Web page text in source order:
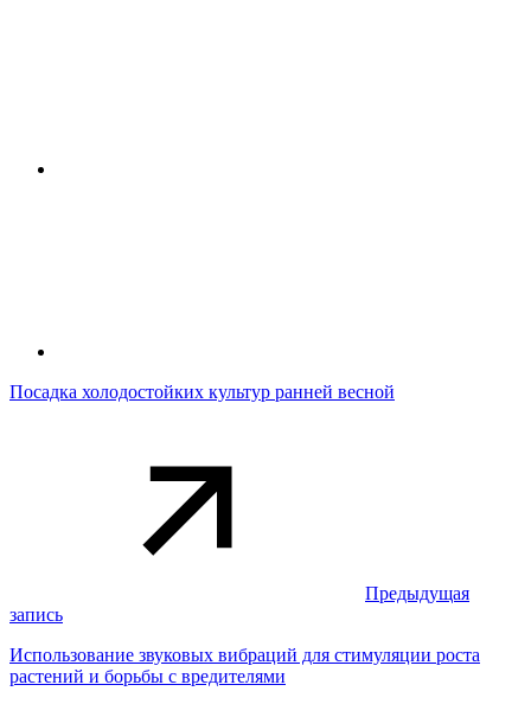
Посадка холодостойких культур ранней весной
Предыдущая
запись
Использование звуковых вибраций для стимуляции роста
растений и борьбы с вредителями